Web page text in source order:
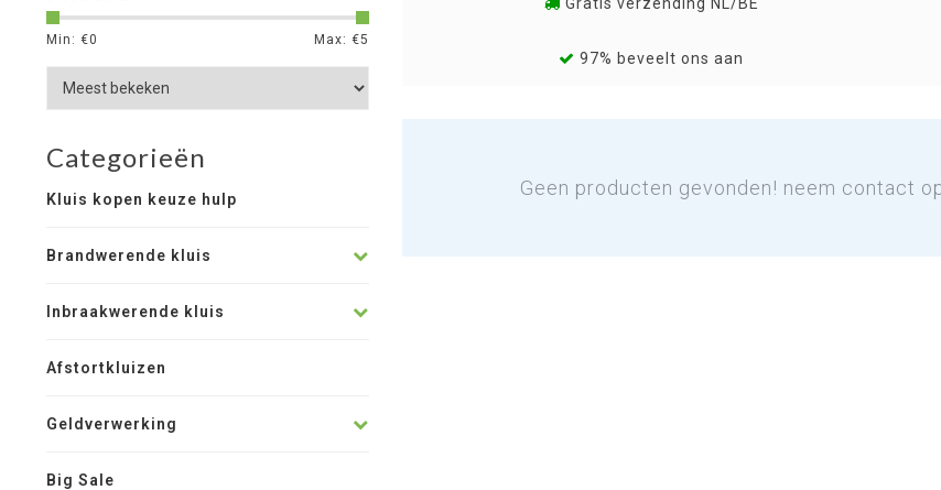
Min: €0 Max: €5
Categorieën
Kluis kopen keuze hulp
Brandwerende kluis
Inbraakwerende kluis
Afstortkluizen
Geldverwerking
Big Sale
97% beveelt ons aan
Geen producten gevonden! neem contact